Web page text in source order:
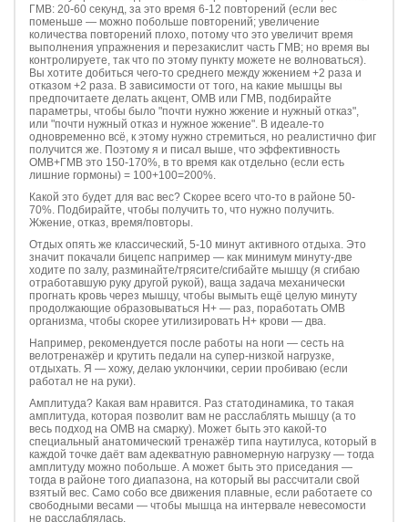
ГМВ: 20-60 секунд, за это время 6-12 повторений (если вес
поменьше — можно побольше повторений; увеличение
количества повторений плохо, потому что это увеличит время
выполнения упражнения и перезакислит часть ГМВ; но время вы
контролируете, так что по этому пункту можете не волноваться).
Вы хотите добиться чего-то среднего между жжением +2 раза и
отказом +2 раза. В зависимости от того, на какие мышцы вы
предпочитаете делать акцент, ОМВ или ГМВ, подбирайте
параметры, чтобы было "почти нужно жжение и нужный отказ",
или "почти нужный отказ и нужное жжение". В идеале-то
одновременно всё, к этому нужно стремиться, но реалистично фиг
получится же. Поэтому я и писал выше, что эффективность
ОМВ+ГМВ это 150-170%, в то время как отдельно (если есть
лишние гормоны) = 100+100=200%.
Какой это будет для вас вес? Скорее всего что-то в районе 50-
70%. Подбирайте, чтобы получить то, что нужно получить.
Жжение, отказ, время/повторы.
Отдых опять же классический, 5-10 минут активного отдыха. Это
значит покачали бицепс например — как минимум минуту-две
ходите по залу, разминайте/трясите/сгибайте мышцу (я сгибаю
отработавшую руку другой рукой), ваща задача механически
прогнать кровь через мышцу, чтобы вымыть ещё целую минуту
продолжающие образовываться Н+ — раз, поработать ОМВ
организма, чтобы скорее утилизировать Н+ крови — два.
Например, рекомендуется после работы на ноги — сесть на
велотренажёр и крутить педали на супер-низкой нагрузке,
отдыхать. Я — хожу, делаю уклончики, серии пробиваю (если
работал не на руки).
Амплитуда? Какая вам нравится. Раз статодинамика, то такая
амплитуда, которая позволит вам не расслаблять мышцу (а то
весь подход на ОМВ на смарку). Может быть это какой-то
специальный анатомический тренажёр типа наутилуса, который в
каждой точке даёт вам адекватную равномерную нагрузку — тогда
амплитуду можно побольше. А может быть это приседания —
тогда в районе того диапазона, на который вы рассчитали свой
взятый вес. Само собо все движения плавные, если работаете со
свободными весами — чтобы мышца на интервале невесомости
не расслаблялась.